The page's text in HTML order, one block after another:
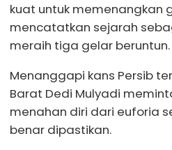
kuat untuk memenangkan
mencatatkan sejarah
meraih tiga gelar beruntun.
Menanggapi kans Persib
Barat Dedi Mulyadi
menahan diri dari euforia
benar dipastikan.